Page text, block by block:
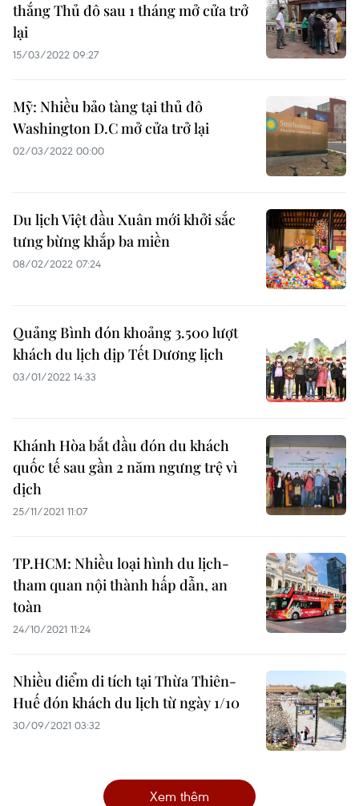
thắng Thủ đô sau 1 tháng mở cửa trở
lại
15/03/2022 09:27
Mỹ: Nhiều bảo tàng tại thủ đô
Washington D.C mở cửa trở lại
02/03/2022 00:00
Du lịch Việt đầu Xuân mới khởi sắc
tưng bừng khắp ba miền
08/02/2022 07:24
Quảng Bình đón khoảng 3.500 lượt
khách du lịch dịp Tết Dương lịch
03/01/2022 14:33
Khánh Hòa bắt đầu đón du khách
quốc tế sau gần 2 năm ngưng trệ vì
dịch
25/11/2021 11:07
TP.HCM: Nhiều loại hình du lịch-
tham quan nội thành hấp dẫn, an
toàn
24/10/2021 11:24
Nhiều điểm di tích tại Thừa Thiên-
Huế đón khách du lịch từ ngày 1/10
30/09/2021 03:32
Xem thêm